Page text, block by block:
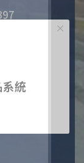
統
×